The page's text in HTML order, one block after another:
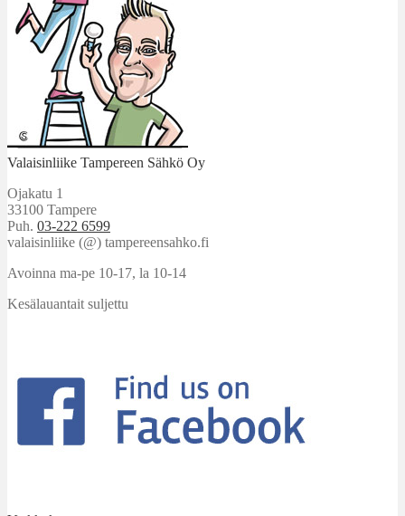
Valaisinliike Tampereen Sähkö Oy
Ojakatu 1
33100 Tampere
Puh. 03-222 6599
valaisinliike (@) tampereensahko.fi
Avoinna ma-pe 10-17, la 10-14
Kesälauantait suljettu